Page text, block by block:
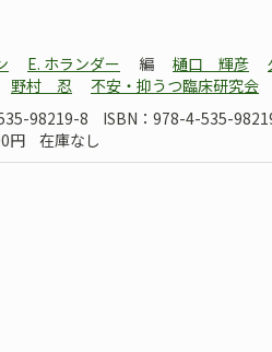
E. ホランダー 編 樋口 輝彦
野村 忍
不安・抑うつ臨床研究会
98219-8
ISBN：978-4-535-
円
在庫なし